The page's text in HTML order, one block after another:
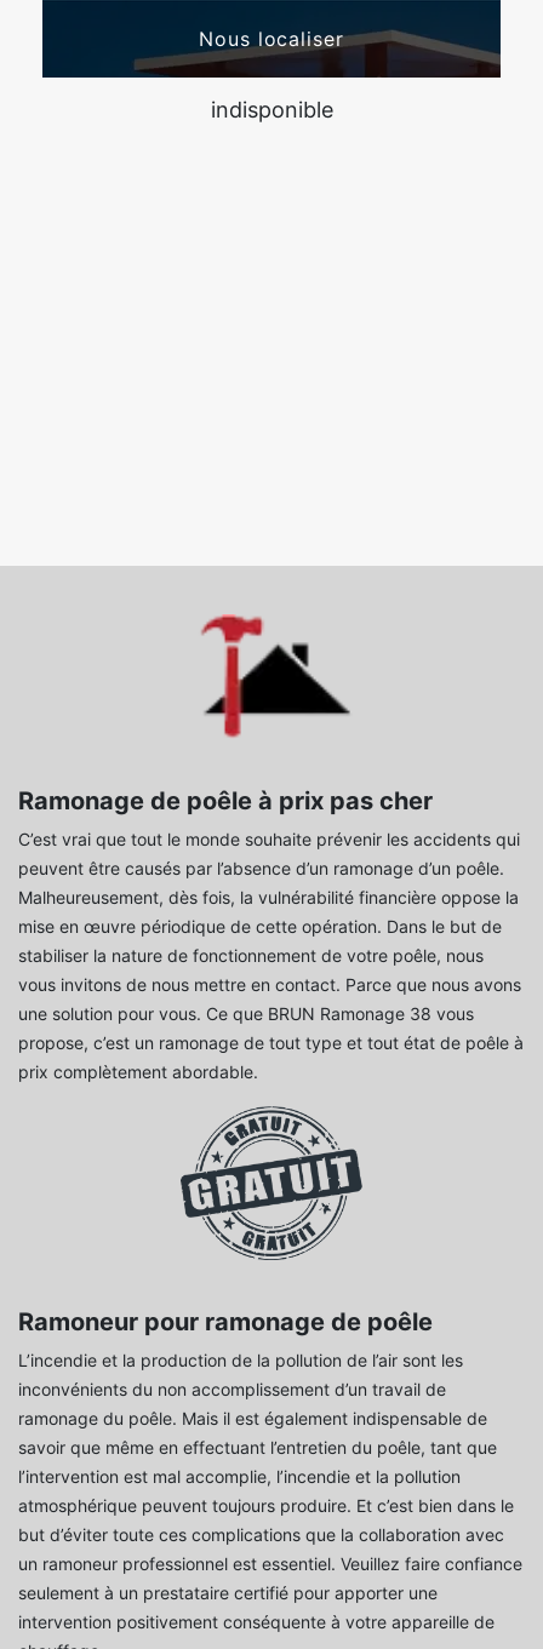
Nous localiser
indisponible
Ramonage de poêle à prix pas cher
C’est vrai que tout le monde souhaite prévenir les accidents qui
peuvent être causés par l’absence d’un ramonage d’un poêle.
Malheureusement, dès fois, la vulnérabilité financière oppose la
mise en œuvre périodique de cette opération. Dans le but de
stabiliser la nature de fonctionnement de votre poêle, nous
vous invitons de nous mettre en contact. Parce que nous avons
une solution pour vous. Ce que BRUN Ramonage 38 vous
propose, c’est un ramonage de tout type et tout état de poêle à
prix complètement abordable.
Ramoneur pour ramonage de poêle
L’incendie et la production de la pollution de l’air sont les
inconvénients du non accomplissement d’un travail de
ramonage du poêle. Mais il est également indispensable de
savoir que même en effectuant l’entretien du poêle, tant que
l’intervention est mal accomplie, l’incendie et la pollution
atmosphérique peuvent toujours produire. Et c’est bien dans le
but d’éviter toute ces complications que la collaboration avec
un ramoneur professionnel est essentiel. Veuillez faire confiance
seulement à un prestataire certifié pour apporter une
intervention positivement conséquente à votre appareille de